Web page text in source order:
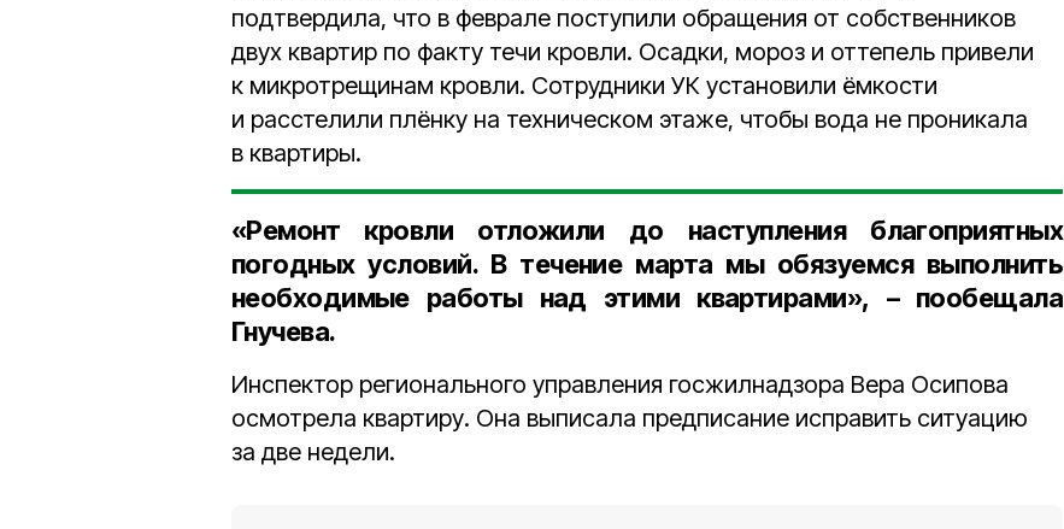
подтвердила, что в феврале поступили обращения от собственников
двух квартир по факту течи кровли. Осадки, мороз и оттепель привели
к микротрещинам кровли. Сотрудники УК установили ёмкости
и расстелили плёнку на техническом этаже, чтобы вода не проникала
в квартиры.
«Ремонт кровли отложили до наступления благоприятных
погодных условий. В течение марта мы обязуемся выполнить
необходимые работы над этими квартирами», – пообещала
Гнучева.
Инспектор регионального управления госжилнадзора Вера Осипова
осмотрела квартиру. Она выписала предписание исправить ситуацию
за две недели.